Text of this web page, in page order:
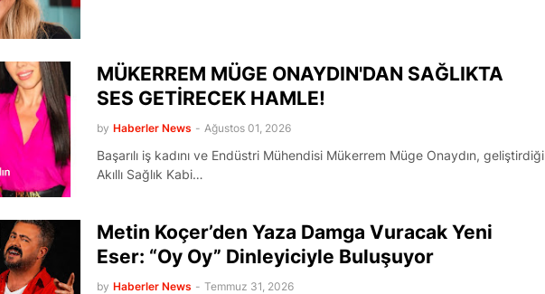
MÜKERREM MÜGE ONAYDIN'DAN SAĞLIKTA
SES GETİRECEK HAMLE!
by Haberler News - Ağustos 01, 2026
Başarılı iş kadını ve Endüstri Mühendisi Mükerrem Müge Onaydın, geliştirdiği
Akıllı Sağlık Kabi…
Metin Koçer’den Yaza Damga Vuracak Yeni
Eser: “Oy Oy” Dinleyiciyle Buluşuyor
by Haberler News - Temmuz 31, 2026
YAPMIYORUM